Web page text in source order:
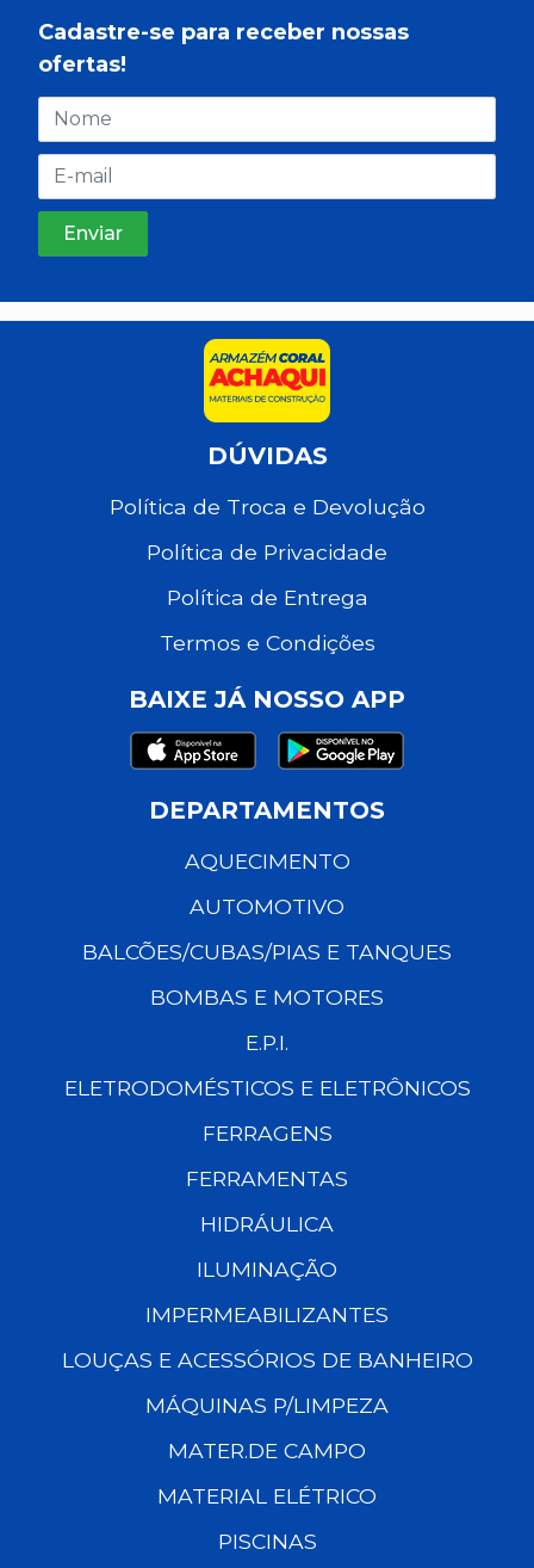
Cadastre-se para receber nossas
ofertas!
DÚVIDAS
Política de Troca e Devolução
Política de Privacidade
Política de Entrega
Termos e Condições
BAIXE JÁ NOSSO APP
DEPARTAMENTOS
AQUECIMENTO
AUTOMOTIVO
BALCÕES/CUBAS/PIAS E TANQUES
BOMBAS E MOTORES
E.P.I.
ELETRODOMÉSTICOS E ELETRÔNICOS
FERRAGENS
FERRAMENTAS
HIDRÁULICA
ILUMINAÇÃO
IMPERMEABILIZANTES
LOUÇAS E ACESSÓRIOS DE BANHEIRO
MÁQUINAS P/LIMPEZA
MATER.DE CAMPO
MATERIAL ELÉTRICO
PISCINAS